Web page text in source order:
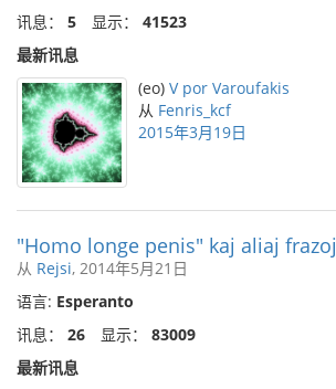
讯息： 5 显示： 41523
最新讯息
(eo) V por Varoufakis
从 Fenris_kcf
2015年3月19日
"Homo longe penis" kaj aliaj frazoj
从 Rejsi, 2014年5月21日
语言: Esperanto
讯息： 26 显示： 83009
最新讯息